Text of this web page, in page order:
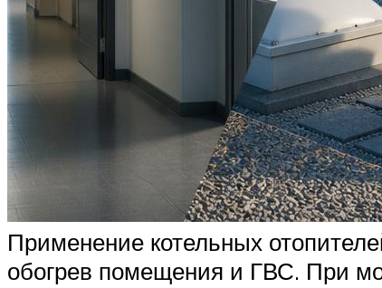
Применение котельных
обогрев помещения и ГВС. При